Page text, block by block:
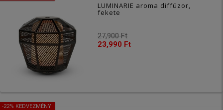
LUMINARIE aroma diffúzor,
fekete
27,900 Ft
23,990 Ft
-22% KEDVEZMÉNY